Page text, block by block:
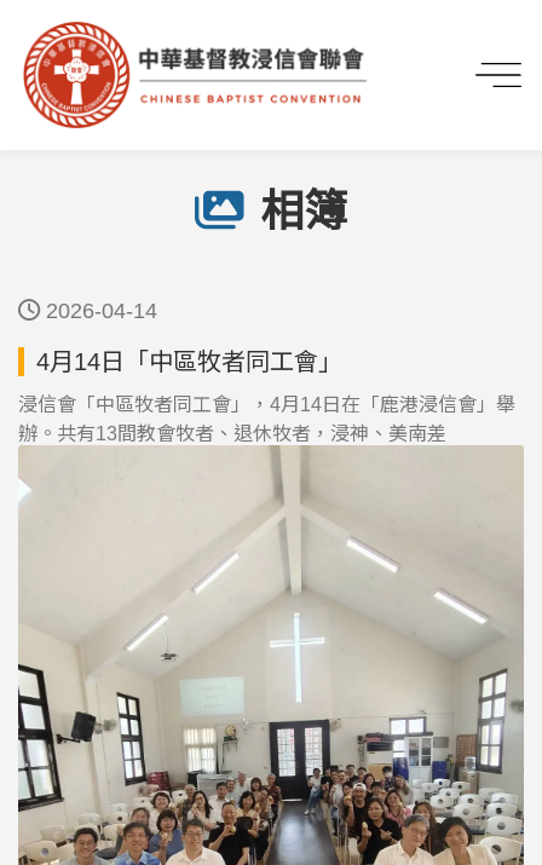
首頁
相簿
2026-04-14
4月14日「中區牧者同工會」
浸信會「中區牧者同工會」，4月14日在「鹿港浸信會」舉
辦。共有13間教會牧者、退休牧者，浸神、美南差